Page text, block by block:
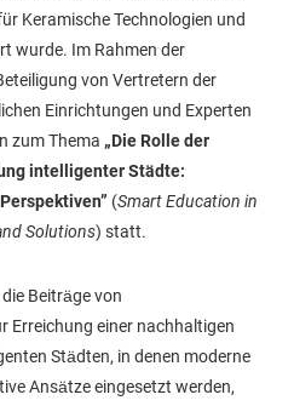
Keramische Technologien und
wurde. Im Rahmen der
von Vertretern der
Einrichtungen und Experten
zum Thema „Die Rolle der
intelligenter Städte:
(Smart Education in
Solutions) statt.
Beiträge von
Erreichung einer nachhaltigen
Städten, in denen moderne
Ansätze eingesetzt werden,